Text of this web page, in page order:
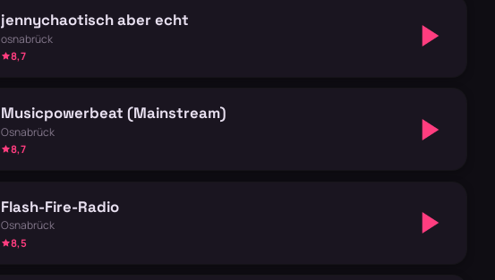
jennychaotisch aber echt
osnabrück
8,7
Musicpowerbeat (Mainstream)
Osnabrück
8,7
Flash-Fire-Radio
Osnabrück
8,5